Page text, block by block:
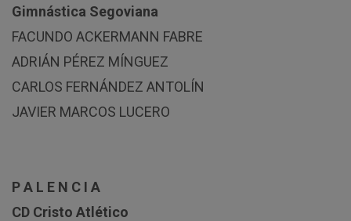
Gimnástica Segoviana
FACUNDO ACKERMANN FABRE
ADRIÁN PÉREZ MÍNGUEZ
CARLOS FERNÁNDEZ ANTOLÍN
JAVIER MARCOS LUCERO
P A L E N C I A
CD Cristo Atlético